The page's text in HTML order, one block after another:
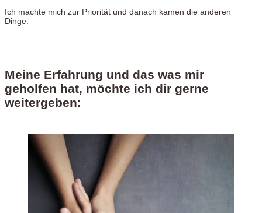
Ich machte mich zur Priorität und danach kamen die anderen
Dinge.
Meine Erfahrung und das was mir
geholfen hat, möchte ich dir gerne
weitergeben: